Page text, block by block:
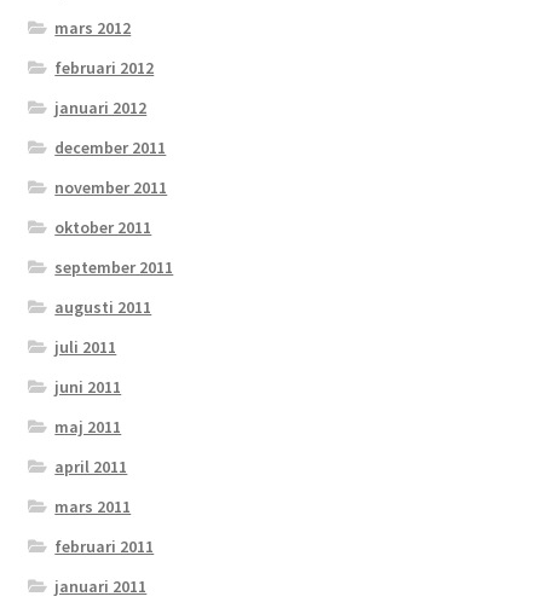
mars 2012
februari 2012
januari 2012
december 2011
november 2011
oktober 2011
september 2011
augusti 2011
juli 2011
juni 2011
maj 2011
april 2011
mars 2011
februari 2011
januari 2011